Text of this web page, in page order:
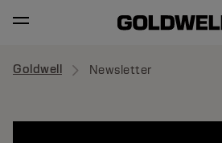
Goldwell Newsletter